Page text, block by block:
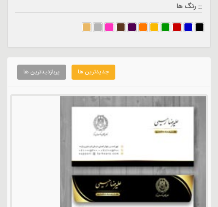
:: رنگ ها
جدیدترین ها پربازدیدترین ها